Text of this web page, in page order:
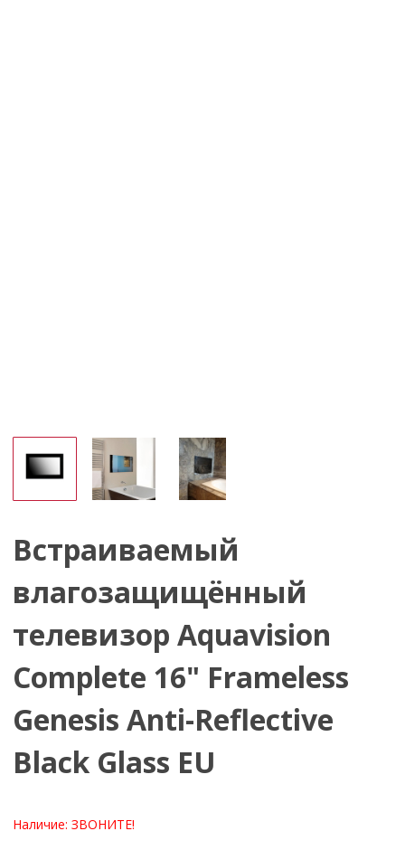
Встраиваемый
влагозащищённый
телевизор Aquavision
Complete 16" Frameless
Genesis Anti-Reflective
Black Glass EU
Наличие:ЗВОНИТЕ!